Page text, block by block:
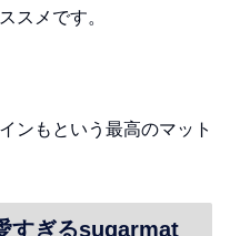
スメです。
ンもという最高のマット
すぎるsugarmat